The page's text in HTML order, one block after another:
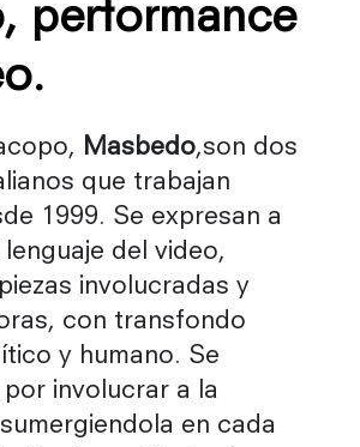
performance
Masbedo,son dos
que trabajan
1999. Se expresan a
del video,
involucradas y
con transfondo
y humano. Se
involucrar a la
en cada